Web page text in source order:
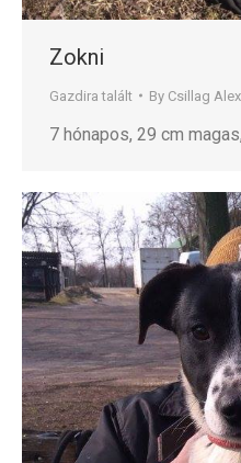
Zokni
Gazdira talált By Csillag
7 hónapos, 29 cm